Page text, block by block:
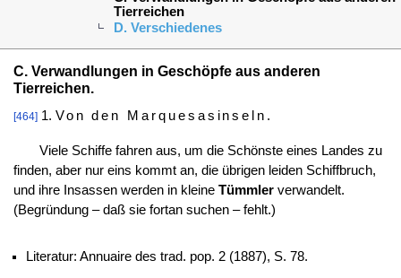
Tierreichen
D. Verschiedenes
C. Verwandlungen in Geschöpfe aus anderen
Tierreichen.
[464]1. Von den Marquesasinseln .
Viele Schiffe fahren aus, um die Schönste eines Landes zu
finden, aber nur eins kommt an, die übrigen leiden Schiffbruch,
und ihre Insassen werden in kleine Tümmlerverwandelt.
(Begründung – daß sie fortan suchen – fehlt.)
Literatur: Annuaire des trad. pop. 2 (1887), S. 78.